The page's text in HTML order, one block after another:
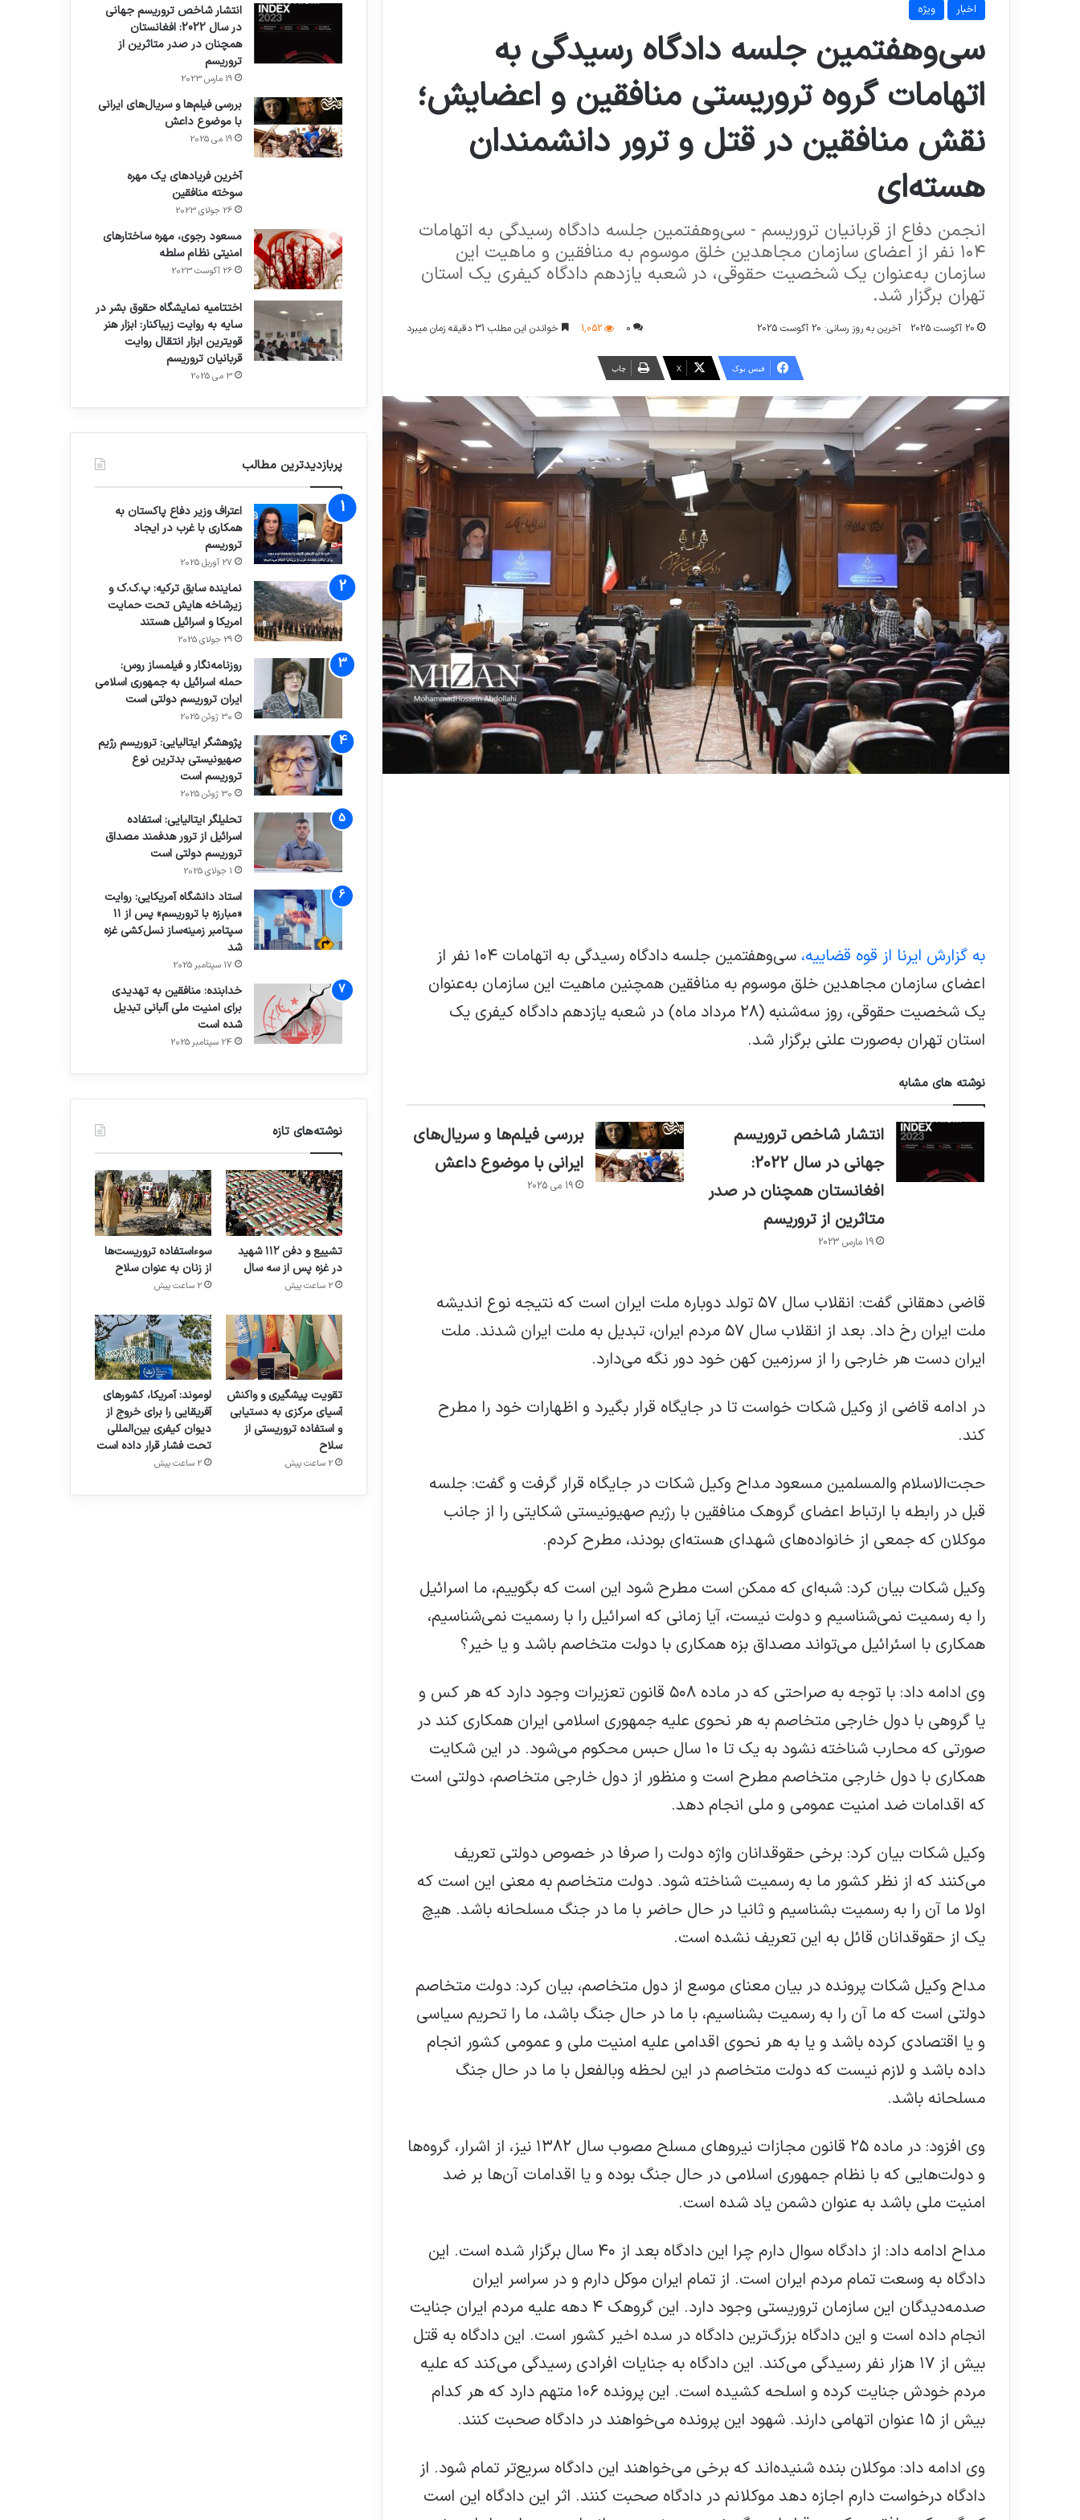
اخبار ویژه
سی‌وهفتمین جلسه دادگاه رسیدگی به
اتهامات گروه تروریستی منافقین و اعضایش؛
نقش منافقین در قتل و ترور دانشمندان
هسته‌ای
انجمن دفاع از قربانیان تروریسم - سی‌وهفتمین جلسه دادگاه رسیدگی به اتهامات
۱۰۴ نفر از اعضای سازمان مجاهدین خلق موسوم به منافقین و ماهیت این
سازمان به‌عنوان یک شخصیت حقوقی، در شعبه یازدهم دادگاه کیفری یک استان
تهران برگزار شد.
20 آگوست 2025 آخرین به روز رسانی: 20 آگوست 2025 0
1,052 خواندن این مطلب 31 دقیقه زمان میبرد
فیس بوک X چاپ
به گزارش ایرنا از قوه قضاییه،
سی‌وهفتمین جلسه دادگاه رسیدگی به اتهامات ۱۰۴ نفر از
اعضای سازمان مجاهدین خلق موسوم به منافقین همچنین ماهیت این سازمان به‌عنوان
یک شخصیت حقوقی، روز سه‌شنبه (۲۸ مرداد ماه) در شعبه یازدهم دادگاه کیفری یک
استان تهران به‌صورت علنی برگزار شد.
نوشته های مشابه
انتشار شاخص تروریسم
جهانی در سال 2022:
افغانستان همچنان در صدر
متاثرین از تروریسم
19 مارس 2023
بررسی فیلم‌ها و سریال‌های
ایرانی با موضوع داعش
19 می 2025
قاضی دهقانی گفت: انقلاب سال ۵۷ تولد دوباره ملت ایران است که نتیجه نوع اندیشه
ملت ایران رخ داد. بعد از انقلاب سال ۵۷ مردم ایران، تبدیل به ملت ایران شدند. ملت
ایران دست هر خارجی را از سرزمین کهن خود دور نگه می‌دارد.
در ادامه قاضی از وکیل شکات خواست تا در جایگاه قرار بگیرد و اظهارات خود را مطرح
کند.
حجت‌الاسلام والمسلمین مسعود مداح وکیل شکات در جایگاه قرار گرفت و گفت: جلسه
قبل در رابطه با ارتباط اعضای گروهک منافقین با رژیم صهیونیستی شکایتی را از جانب
موکلان که جمعی از خانواده‌های شهدای هسته‌ای بودند، مطرح کردم.
وکیل شکات بیان کرد: شبه‌ای که ممکن است مطرح شود این است که بگوییم، ما اسرائیل
را به رسمیت نمی‌شناسیم و دولت نیست، آیا زمانی که اسرائیل را با رسمیت نمی‌شناسیم،
همکاری با اسئرائیل می‌تواند مصداق بزه همکاری با دولت متخاصم باشد و یا خیر؟
وی ادامه داد: با توجه به صراحتی که در ماده ۵۰۸ قانون تعزیرات وجود دارد که هر کس و
یا گروهی با دول خارجی متخاصم به هر نحوی علیه جمهوری اسلامی ایران همکاری کند در
صورتی که محارب شناخته نشود به یک تا ۱۰ سال حبس محکوم می‌شود. در این شکایت
همکاری با دول خارجی متخاصم مطرح است و منظور از دول خارجی متخاصم، دولتی است
که اقدامات ضد امنیت عمومی و ملی انجام دهد.
وکیل شکات بیان کرد: برخی حقوقدانان واژه دولت را صرفا در خصوص دولتی تعریف
می‌کنند که از نظر کشور ما به رسمیت شناخته شود. دولت متخاصم به معنی این است که
اولا ما آن را به رسمیت بشناسیم و ثانیا در حال حاضر با ما در جنگ مسلحانه باشد. هیچ
یک از حقوقدانان قائل به این تعریف نشده است.
مداح وکیل شکات پرونده در بیان معنای موسع از دول متخاصم، بیان کرد: دولت متخاصم
دولتی است که ما آن را به رسمیت بشناسیم، با ما در حال جنگ باشد، ما را تحریم سیاسی
و یا اقتصادی کرده باشد و یا به هر نحوی اقدامی علیه امنیت ملی و عمومی کشور انجام
داده باشد و لازم نیست که دولت متخاصم در این لحظه وبالفعل با ما در حال جنگ
مسلحانه باشد.
وی افزود: در ماده ۲۵ قانون مجازات نیروهای مسلح مصوب سال ۱۳۸۲ نیز، از اشرار، گروه‌ها
و دولت‌هایی که با نظام جمهوری اسلامی در حال جنگ بوده و یا اقدامات آن‌ها بر ضد
امنیت ملی باشد به عنوان دشمن یاد شده است.
مداح ادامه داد: از دادگاه سوال دارم چرا این دادگاه بعد از ۴۰ سال برگزار شده است. این
دادگاه به وسعت تمام مردم ایران است. از تمام ایران موکل دارم و در سراسر ایران
صدمه‌دیدگان این سازمان تروریستی وجود دارد. این گروهک ۴ دهه علیه مردم ایران جنایت
انجام داده است و این دادگاه بزرگ‌ترین دادگاه در سده اخیر کشور است. این دادگاه به قتل
بیش از ۱۷ هزار نفر رسیدگی می‌کند. این دادگاه به جنایات افرادی رسیدگی می‌کند که علیه
مردم خودش جنایت کرده و اسلحه کشیده است. این پرونده ۱۰۶ متهم دارد که هر کدام
بیش از ۱۵ عنوان اتهامی دارند. شهود این پرونده می‌خواهند در دادگاه صحبت کنند.
وی ادامه داد: موکلان بنده شنیده‌اند که برخی می‌خواهند این دادگاه سریع‌تر تمام شود. از
دادگاه درخواست دارم اجازه دهد موکلانم در دادگاه صحبت کنند. اثر این دادگاه این است
انتشار شاخص تروریسم جهانی
در سال 2022: افغانستان
همچنان در صدر متاثرین از
تروریسم
19 مارس 2023
بررسی فیلم‌ها و سریال‌های ایرانی
با موضوع داعش
19 می 2025
آخرین فریادهای یک مهره
سوخته منافقین
26 جولای 2023
مسعود رجوی، مهره ساختارهای
امنیتی نظام سلطه
26 آگوست 2023
اختتامیه نمایشگاه حقوق بشر در
سایه به روایت زیباکنار: ابزار هنر
قویترین ابزار انتقال روایت
قربانیان تروریسم
3 می 2025
پربازدیدترین مطالب
اعتراف وزیر دفاع پاکستان به
همکاری با غرب در ایجاد
تروریسم
27 آوریل 2025
نماینده سابق ترکیه: پ.ک.ک و
زیرشاخه هایش تحت حمایت
امریکا و اسرائیل هستند
29 جولای 2025
روزنامه‌نگار و فیلمساز روس:
حمله اسرائیل به جمهوری اسلامی
ایران تروریسم دولتی است
30 ژوئن 2025
پژوهشگر ایتالیایی: تروریسم رژیم
صهیونیستی بدترین نوع
تروریسم است
30 ژوئن 2025
تحلیلگر ایتالیایی: استفاده
اسرائیل از ترور هدفمند مصداق
تروریسم دولتی است
1 جولای 2025
استاد دانشگاه آمریکایی: روایت
«مبارزه با تروریسم» پس از ۱۱
سپتامبر زمینه‌ساز نسل‌کشی غزه
شد
17 سپتامبر 2025
خدابنده: منافقین به تهدیدی
برای امنیت ملی آلبانی تبدیل
شده است
24 سپتامبر 2025
نوشته‌های تازه
تشییع و دفن ۱۱۲ شهید
در غزه پس از سه سال
2 ساعت پیش
سوءاستفاده تروریست‌ها
از زنان به عنوان سلاح
2 ساعت پیش
تقویت پیشگیری و واکنش
آسیای مرکزی به دستیابی
و استفاده تروریستی از
سلاح
2 ساعت پیش
لوموند: آمریکا، کشورهای
آفریقایی را برای خروج از
دیوان کیفری بین‌المللی
تحت فشار قرار داده است
2 ساعت پیش